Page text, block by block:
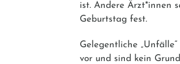
ist. Andere Ärzt*innen
Geburtstag fest.
Gelegentliche
vor und sind kein